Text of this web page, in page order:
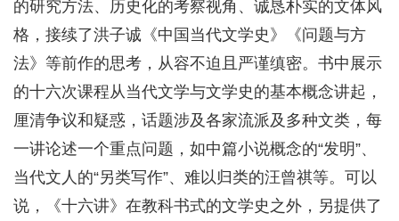
的研究方法、历史化的考察视角、诚恳朴实的文体风
格，接续了洪子诚《中国当代文学史》《问题与方
法》等前作的思考，从容不迫且严谨缜密。书中展示
的十六次课程从当代文学与文学史的基本概念讲起，
厘清争议和疑惑，话题涉及各家流派及多种文类，每
一讲论述一个重点问题，如中篇小说概念的“发明”、
当代文人的“另类写作”、难以归类的汪曾祺等。可以
说，《十六讲》在教科书式的文学史之外，另提供了